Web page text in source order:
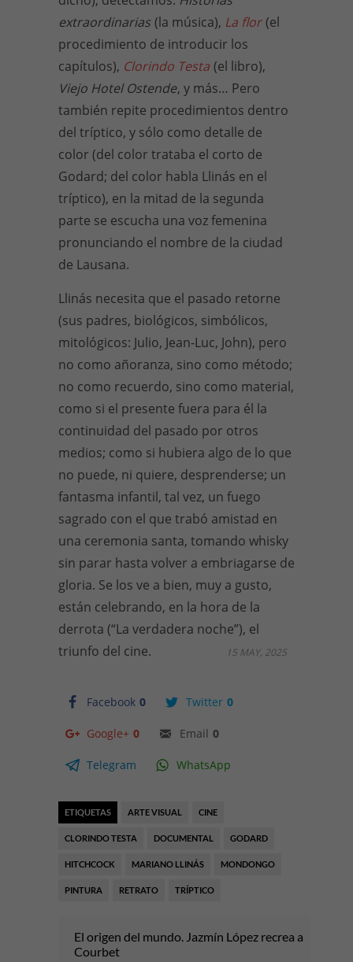
extraordinarias (la música), La flor (el
procedimiento de introducir los
capítulos), Clorindo Testa (el libro),
Viejo Hotel Ostende, y más… Pero
también repite procedimientos dentro
del tríptico, y sólo como detalle de
color (del color trataba el corto de
Godard; del color habla Llinás en el
tríptico), en la mitad de la segunda
parte se escucha una voz femenina
pronunciando el nombre de la ciudad
de Lausana.
Llinás necesita que el pasado retorne
(sus padres, biológicos, simbólicos,
mitológicos: Julio, Jean-Luc, John), pero
no como añoranza, sino como método;
no como recuerdo, sino como material,
como si el presente fuera para él la
continuidad del pasado por otros
medios; como si hubiera algo de lo que
no puede, ni quiere, desprenderse; un
fantasma infantil, tal vez, un fuego
sagrado con el que trabó amistad en
una ceremonia santa, tomando whisky
sin parar hasta volver a embriagarse de
gloria. Se los ve a bien, muy a gusto,
están celebrando, en la hora de la
derrota (“La verdadera noche”), el
triunfo del cine.
Facebook 0 Twitter 0
Google+ 0 Email 0
Telegram WhatsApp
15 MAY, 2025
ETIQUETAS ARTE VISUAL CINE
CLORINDO TESTA DOCUMENTAL GODARD
HITCHCOCK MARIANO LLINÁS MONDONGO
PINTURA RETRATO TRÍPTICO
El origen del mundo. Jazmín López recrea a
Courbet